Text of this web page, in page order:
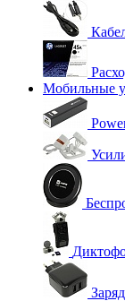
Мобильные